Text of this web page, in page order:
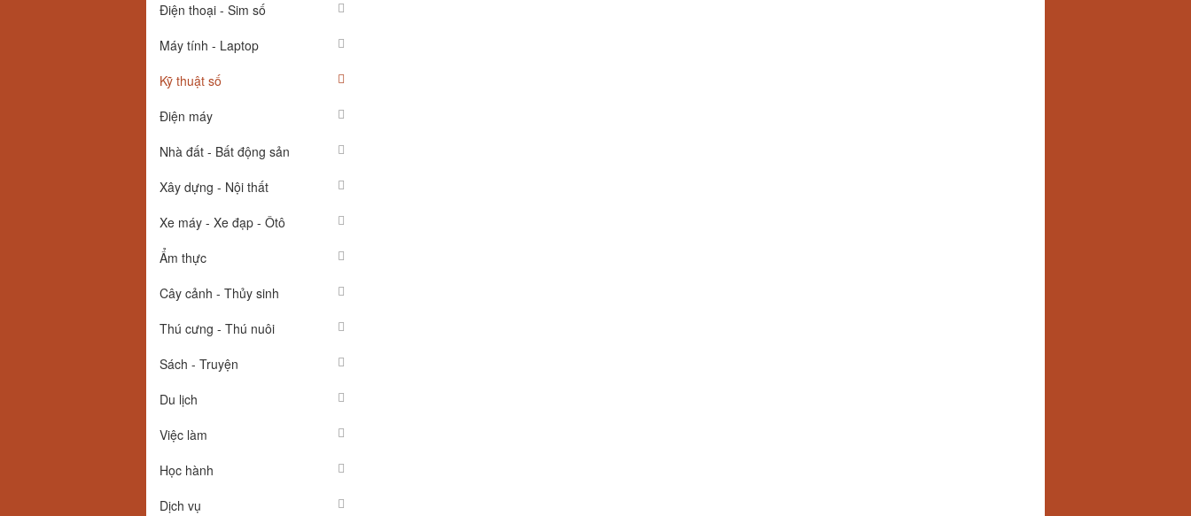
Điện thoại - Sim số
Máy tính - Laptop
Kỹ thuật số
Điện máy
Nhà đất - Bất động sản
Xây dựng - Nội thất
Xe máy - Xe đạp - Ôtô
Ẩm thực
Cây cảnh - Thủy sinh
Thú cưng - Thú nuôi
Sách - Truyện
Du lịch
Việc làm
Học hành
Dịch vụ